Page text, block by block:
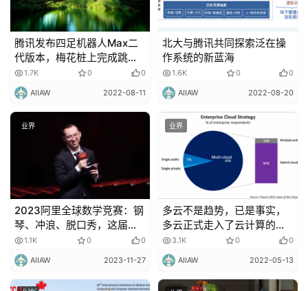
腾讯发布四足机器人Max二
代版本，梅花桩上完成跳
跃、空翻
1.7K 0 0
AIIAW 2022-08-11
北大与腾讯共同探索泛在操
作系统的新蓝海
1.6K 0 0
AIIAW 2022-08-20
业界
2023阿里全球数学竞赛：钢
琴、冲浪、脱口秀，这届天
才少年太会整活儿
1.1K 0 0
AIIAW 2023-11-27
业界
多云不是趋势，已是事实，
多云正式走入了云计算的舞
台中央！
3.1K 0 0
AIIAW 2022-05-13